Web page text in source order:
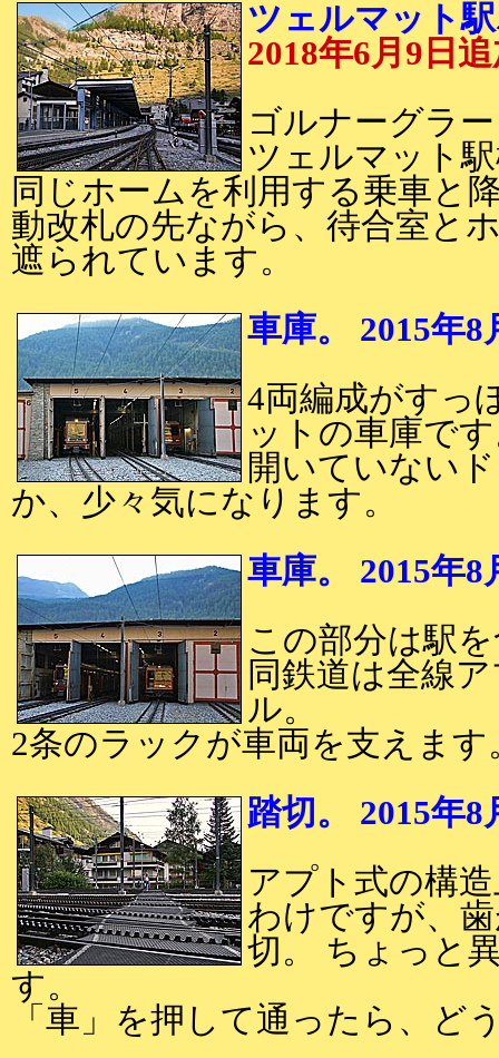
ツェルマット
2018年6月9日
ゴルナーグラ
ツェルマット
同じホームを利用する乗車と
動改札の先ながら、待合室と
遮られています。
車庫。 2015年
4両編成がすっ
ットの車庫で
開いていない
か、少々気になります。
車庫。 2015年
この部分は駅
同鉄道は全線
ル。
2条のラックが車両を支えます
踏切。 2015年
アプト式の構
わけですが、
切。 ちょっと
す。
「車」を押して通ったら、ど